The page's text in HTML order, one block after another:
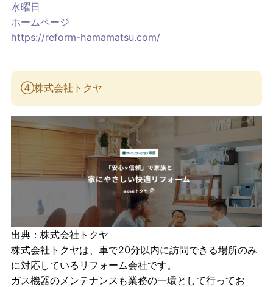
水曜日
ホームページ
https://reform-hamamatsu.com/
④株式会社トクヤ
出典： 株式会社トクヤ
株式会社トクヤは、車で20分以内に訪問できる場所のみ
に対応しているリフォーム会社です。
ガス機器のメンテナンスも業務の一環として行ってお